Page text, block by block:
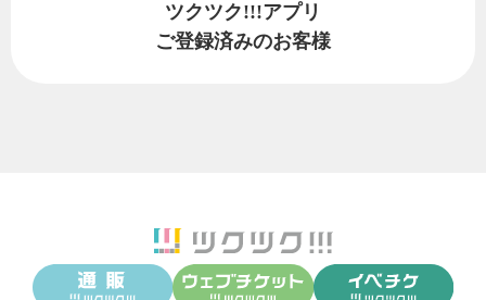
ツクツク!!!アプリ
ご登録済みのお客様